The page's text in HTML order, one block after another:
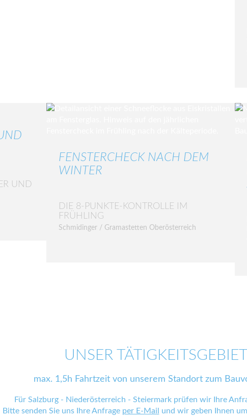
UND
FENSTERCHECK NACH DEM
WINTER
DIE 8-PUNKTE-KONTROLLE IM
FRÜHLING
Schmidinger / Gramastetten Oberösterreich
UNSER TÄTIGKEITSGEBIET
max. 1,5h Fahrtzeit von unserem Standort zum
Für Salzburg - Niederösterreich - Steiermark prüfen wir Ihre
Bitte senden Sie uns Ihre Anfrage per E-Mail und wir geben Ihnen